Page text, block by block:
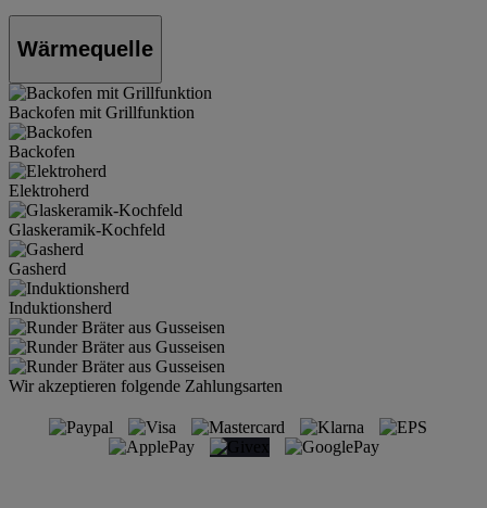
Wärmequelle
Backofen mit Grillfunktion
Backofen
Elektroherd
Glaskeramik-Kochfeld
Gasherd
Induktionsherd
Wir akzeptieren folgende Zahlungsarten